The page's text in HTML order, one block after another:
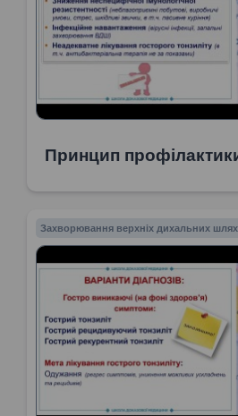
Принцип
Захворювання верхніх дихальних